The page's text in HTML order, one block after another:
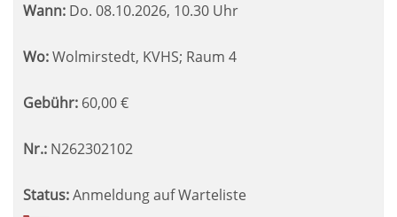
Wann: Do. 08.10.2026, 10.30 Uhr
Wo:Wolmirstedt, KVHS; Raum 4
Gebühr: 60,00€
Nr.: N262302102
Status:Anmeldung auf Warteliste